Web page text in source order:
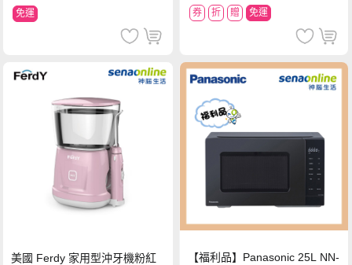
免運 券 折 贈 免運
美國 Ferdy 家用型沖牙機粉紅
【福利品】Panasonic 25L NN-